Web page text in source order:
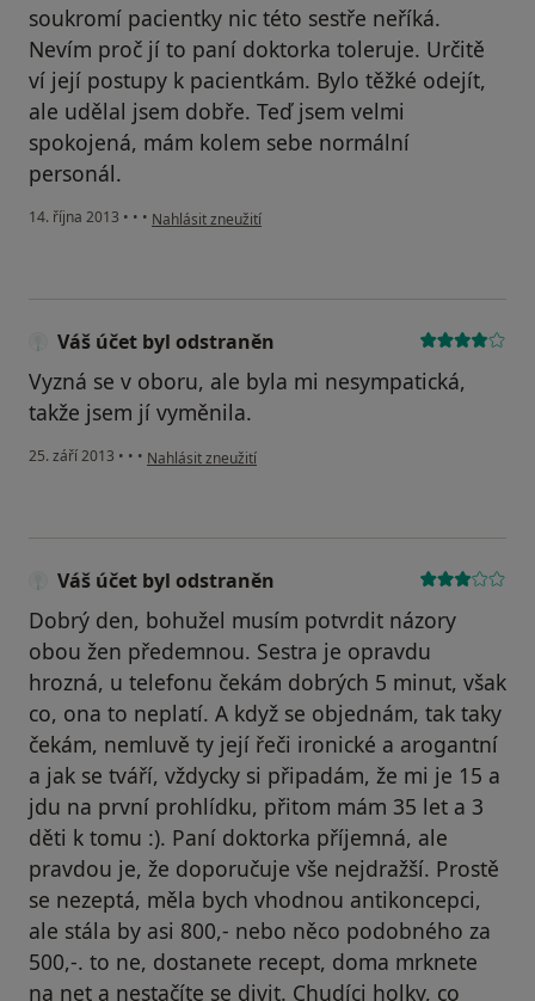
soukromí pacientky nic této sestře neříká.
Nevím proč jí to paní doktorka toleruje. Určitě
ví její postupy k pacientkám. Bylo těžké odejít,
ale udělal jsem dobře. Teď jsem velmi
spokojená, mám kolem sebe normální
personál.
14. října 2013 • • • podle názoru uživatele Váš účet byl odstraněn
Nahlásit zneužití
Váš účet byl odstraněn
Vyzná se v oboru, ale byla mi nesympatická,
takže jsem jí vyměnila.
25. září 2013 • • • podle názoru uživatele Váš účet byl odstraněn
Nahlásit zneužití
Váš účet byl odstraněn
Dobrý den, bohužel musím potvrdit názory
obou žen předemnou. Sestra je opravdu
hrozná, u telefonu čekám dobrých 5 minut, však
co, ona to neplatí. A když se objednám, tak taky
čekám, nemluvě ty její řeči ironické a arogantní
a jak se tváří, vždycky si připadám, že mi je 15 a
jdu na první prohlídku, přitom mám 35 let a 3
děti k tomu :). Paní doktorka příjemná, ale
pravdou je, že doporučuje vše nejdražší. Prostě
se nezeptá, měla bych vhodnou antikoncepci,
ale stála by asi 800,- nebo něco podobného za
500,-. to ne, dostanete recept, doma mrknete
na net a nestačíte se divit. Chudíci holky, co